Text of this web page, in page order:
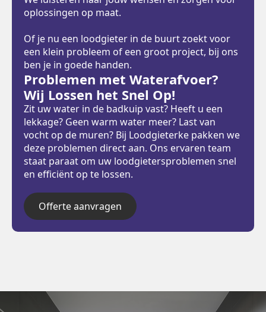
oplossingen op maat.
Of je nu een loodgieter in de buurt zoekt voor
een klein probleem of een groot project, bij ons
ben je in goede handen.
Problemen met Waterafvoer?
Wij Lossen het Snel Op!
Zit uw water in de badkuip vast? Heeft u een
lekkage? Geen warm water meer? Last van
vocht op de muren? Bij Loodgieterke pakken we
deze problemen direct aan. Ons ervaren team
staat paraat om uw loodgietersproblemen snel
en efficiënt op te lossen.
Offerte aanvragen